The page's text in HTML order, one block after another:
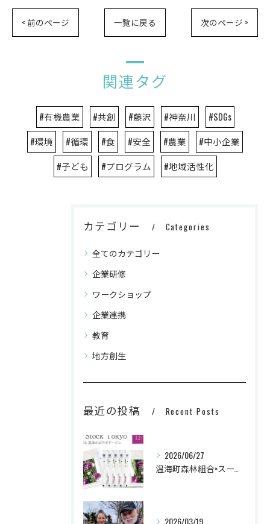
< 前のページ 一覧に戻る 次のページ >
関連タグ
#有機農業 #共創 #藤沢 #神奈川
#SDGs
#環境
#循環 #食 #安全 #農業
#中小企業
#子ども
#プログラム #地域活性化
カテゴリー Categories
全てのカテゴリー
企業研修
ワークショップ
企業連携
教育
地方創生
最近の投稿 Recent Posts
2026/06/27
2026/03/19